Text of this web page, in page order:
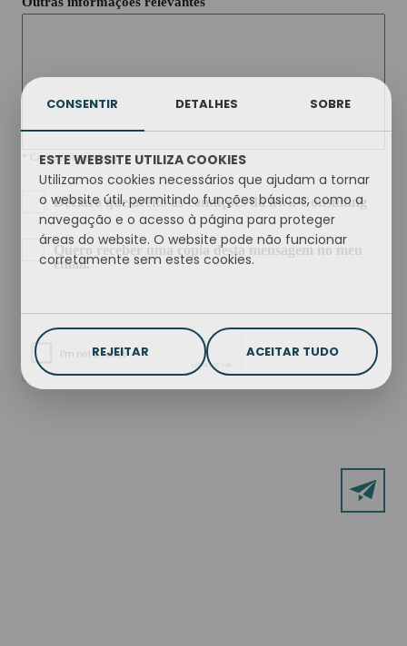
CONSENTIR DETALHES SOBRE
ESTE WEBSITE UTILIZA COOKIES
Utilizamos cookies necessários que ajudam a tornar
o website útil, permitindo funções básicas, como a
navegação e o acesso à página para proteger
áreas do website. O website pode não funcionar
corretamente sem estes cookies.
REJEITAR ACEITAR TUDO
* Campos obrigatórios
Declaro que aceito ascondições dahwkConsulting
Quero receber uma cópia desta mensagem no meu
email.